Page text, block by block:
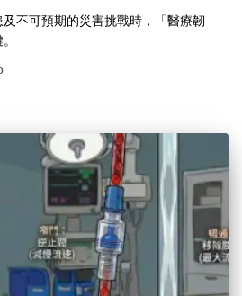
不可預期的災害挑戰時，「醫療韌